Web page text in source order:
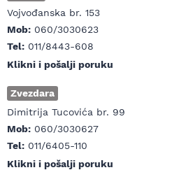
Vojvođanska br. 153
Mob: 060/3030623
Tel: 011/8443-608
Klikni i pošalji poruku
Zvezdara
Dimitrija Tucovića br. 99
Mob: 060/3030627
Tel: 011/6405-110
Klikni i pošalji poruku